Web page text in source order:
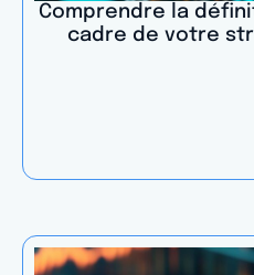
Comprendre la
cadre de votre